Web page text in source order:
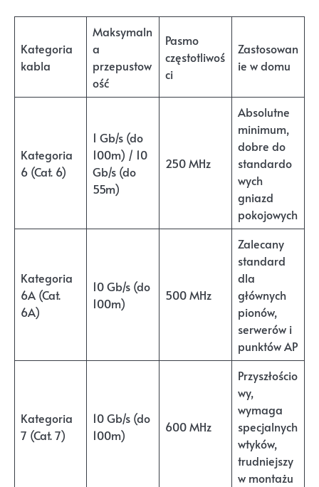
Kategoria
kabla
Maksymaln
a
przepustow
ość
Pasmo
częstotliwoś
ci
Zastosowan
ie w domu
Kategoria
6 (Cat. 6)
1 Gb/s (do
100m) / 10
Gb/s (do
55m)
250 MHz
Absolutne
minimum,
dobre do
standardo
wych
gniazd
pokojowych
Kategoria
6A (Cat.
6A)
10 Gb/s (do
100m)
500 MHz
Zalecany
standard
dla
głównych
pionów,
serwerów i
punktów AP
Kategoria
7 (Cat. 7)
10 Gb/s (do
100m)
600 MHz
Przyszłościo
wy,
wymaga
specjalnych
wtyków,
trudniejszy
w montażu